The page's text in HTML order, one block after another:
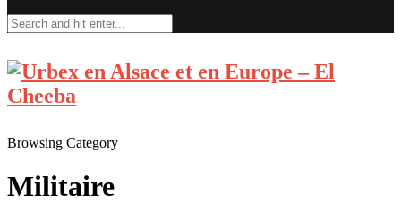
Browsing Category
Militaire